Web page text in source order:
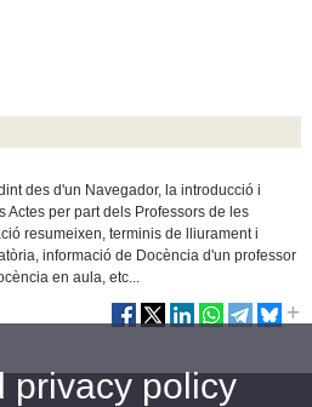
des d'un Navegador, la introducció i
per part dels Professors de les
resumeixen, terminis de lliurament i
informació de Docència d'un professor
en aula, etc...
privacy policy